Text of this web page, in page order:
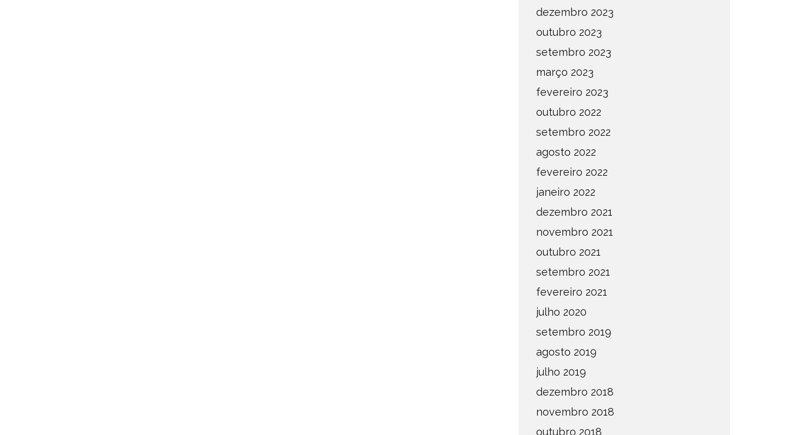
dezembro 2023
outubro 2023
setembro 2023
março 2023
fevereiro 2023
outubro 2022
setembro 2022
agosto 2022
fevereiro 2022
janeiro 2022
dezembro 2021
novembro 2021
outubro 2021
setembro 2021
fevereiro 2021
julho 2020
setembro 2019
agosto 2019
julho 2019
dezembro 2018
novembro 2018
outubro 2018